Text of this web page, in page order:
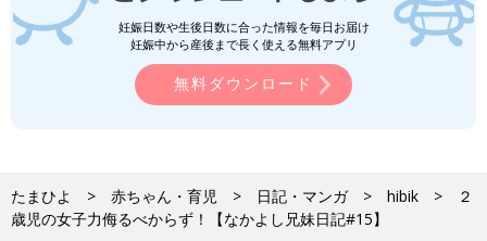
妊娠日数や生後日数に合った情報を毎日お届け
妊娠中から産後まで長く使える無料アプリ
無料ダウンロード
たまひよ 赤ちゃん・育児 日記・マンガ hibik
２
歳児の女子力侮るべからず！【なかよし兄妹日記#15】